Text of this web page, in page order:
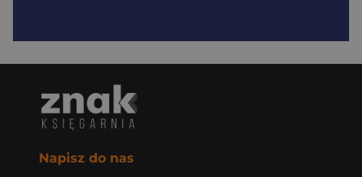
Napisz do nas